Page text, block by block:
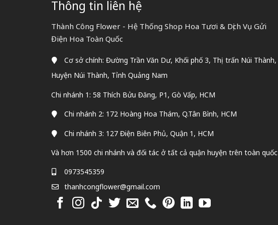
Thông tin liên hệ
Thành Công Flower - Hệ Thống Shop Hoa Tươi & Dịch Vụ Gửi
Điện Hoa Toàn Quốc
Cơ sở chính: Đường Trần Văn Dư, Khối phố 3, Thị trấn Núi Thành,
Huyện Núi Thành, Tỉnh Quảng Nam
Chi nhánh 1: 58 Thích Bửu Đăng, P1, Gò Vấp, HCM
Chi nhánh 2: 172 Hoàng Hoa Thám, Q.Tân Bình, HCM
Chi nhánh 3: 127 Điện Biên Phủ, Quận 1, HCM
Và hơn 1500 chi nhánh và đối tác ở tất cả quận huyện trên toàn quốc
0973545359
thanhcongflower@gmail.com